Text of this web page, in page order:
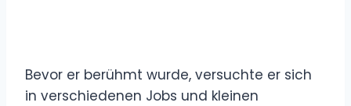
Bevor er berühmt wurde, versuchte er sich
in verschiedenen Jobs und kleinen